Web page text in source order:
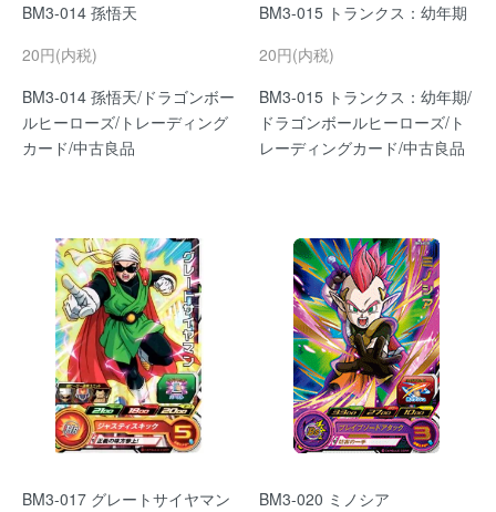
BM3-014 孫悟天
20円(内税)
BM3-014 孫悟天/ドラゴンボー
ルヒーローズ/トレーディング
カード/中古良品
BM3-015 トランクス：幼年期
20円(内税)
BM3-015 トランクス：幼年期/
ドラゴンボールヒーローズ/ト
レーディングカード/中古良品
BM3-017 グレートサイヤマン
BM3-020 ミノシア